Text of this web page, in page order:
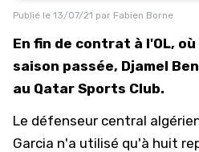
Publié le 13/07/21 par Fabien Borne
En fin de contrat à l'OL,
saison passée, Djamel
au Qatar Sports Club.
Le défenseur central
Garcia n'a utilisé qu'à huit